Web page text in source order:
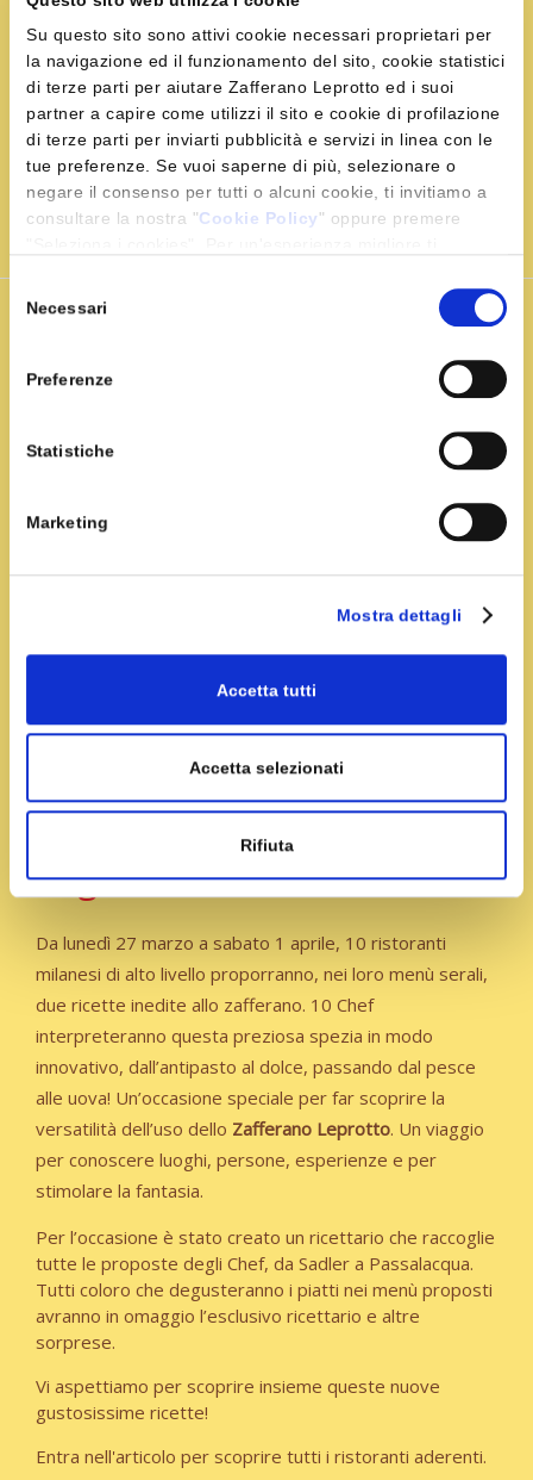
Su questo sito sono attivi cookie necessari proprietari per
la navigazione ed il funzionamento del sito, cookie statistici
di terze parti per aiutare Zafferano Leprotto ed i suoi
partner a capire come utilizzi il sito e cookie di profilazione
di terze parti per inviarti pubblicità e servizi in linea con le
tue preferenze. Se vuoi saperne di più, selezionare o
negare il consenso per tutti o alcuni cookie, ti invitiamo a
consultare la nostra "Cookie Policy" oppure premere
Selezione
delNecessari
Preferenze
Statistiche
Marketing
Mostra dettagli
Accetta tutti
Accetta selezionati
Rifiuta
Coerentemente con il tradizionale posizionamento del
brand, ZAFFERANO LEPROTTO diventa grande e
gratifica i propri consumatori con un regalo: nel corso
del 2016 ogni bustina di zafferano conterrà ben il 7% in
più di prodotto. ZAFFERANO LEPROTTO diventerà la
bustina di zafferano con la grammatura in polvere più
alta del mercato italiano. Ben 0,16 g per bustina.
MILANO
GIALLO
Per una
settimana la città si colora
di giallo
Da lunedì 27 marzo a sabato 1 aprile, 10 ristoranti
milanesi di alto livello proporranno, nei loro menù serali,
due ricette inedite allo zafferano. 10 Chef
interpreteranno questa preziosa spezia in modo
innovativo, dall’antipasto al dolce, passando dal pesce
alle uova! Un’occasione speciale per far scoprire la
versatilità dell’uso dello Zafferano Leprotto. Un viaggio
per conoscere luoghi, persone, esperienze e per
stimolare la fantasia.
Per l’occasione è stato creato un ricettario che raccoglie
tutte le proposte degli Chef, da Sadler a Passalacqua.
Tutti coloro che degusteranno i piatti nei menù proposti
avranno in omaggio l’esclusivo ricettario e altre
sorprese.
Vi aspettiamo per scoprire insieme queste nuove
gustosissime ricette!
Entra nell'articolo per scoprire tutti i ristoranti aderenti.